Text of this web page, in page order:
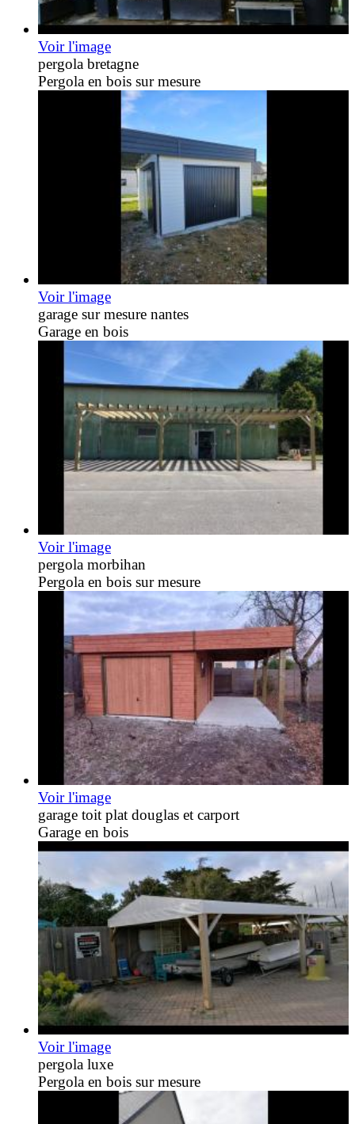
Voir l'image
pergola bretagne
Pergola en bois sur mesure
Voir l'image
garage sur mesure nantes
Garage en bois
Voir l'image
pergola morbihan
Pergola en bois sur mesure
Voir l'image
garage toit plat douglas et carport
Garage en bois
Voir l'image
pergola luxe
Pergola en bois sur mesure